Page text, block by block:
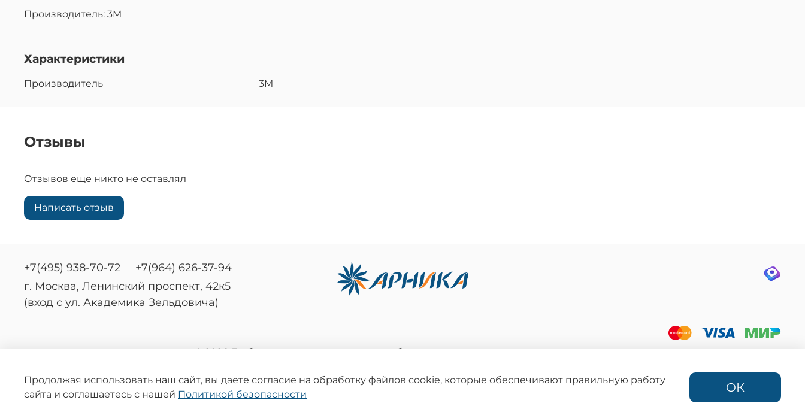
Производитель: 3M
Характеристики
Производитель 3M
Отзывы
Отзывов еще никто не оставлял
Написать отзыв
+7(495) 938-70-72
+7(964) 626-37-94
г. Москва, Ленинский проспект, 42к5
(вход с ул. Академика Зельдовича)
© 2026 Любое использование контента без письменного разрешения запрещено
Политика конфиденциальности
Продолжая использовать наш сайт, вы даете согласие на обработку файлов cookie, которые обеспечивают правильную работу
сайта и соглашаетесь с нашей Политикой безопасности ОК